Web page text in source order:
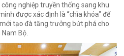
nghiệp truyền thống sang khu
được xác định là “chìa khóa” để
tạo đà tăng trưởng bứt phá cho
Bộ.